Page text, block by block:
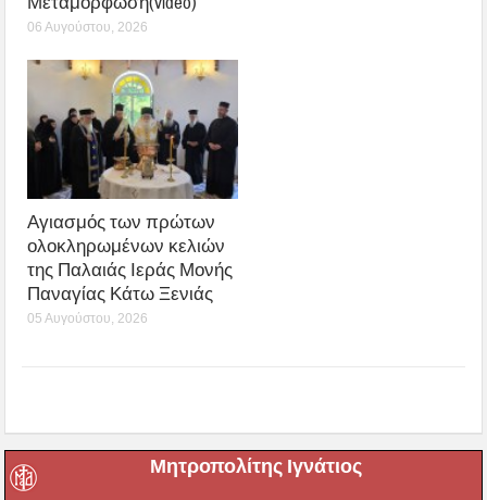
06 Αυγούστου, 2026
Αγιασμός των πρώτων
ολοκληρωμένων κελιών
της Παλαιάς Ιεράς Μονής
Παναγίας Κάτω Ξενιάς
05 Αυγούστου, 2026
Μητροπολίτης Ιγνάτιος